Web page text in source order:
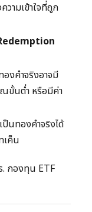
วามเข้าใจที่ถูก
งคำจริงอาจมี
ขั้นต่ำ หรือมีค่า
ป็นทองคำจริงได้
เค็น
กองทุน ETF